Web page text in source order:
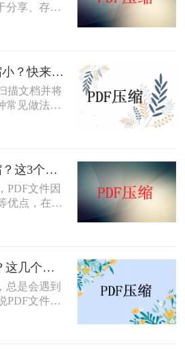
分享、存储
。此时，压
的操作。
缩PDF文
大小。
扫描后pdf太大怎么缩小？快来试试这3个方法！
描文档并将
常见做法。
文件体积会
的存储空
么缩小呢？
可以采取多
文件的大
法。
pdf文件太大如何压缩？这3个方法值得一试！
PDF文件因
优点，在日
泛应用。然
件体积过
速度。因
压缩变得尤
常用的PDF
松解决PDF
pdf如何压缩5m以下？这几个方法建议收藏！
总是会遇到
PDF文件过
件压缩小。
好的方法就